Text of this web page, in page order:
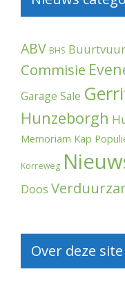
ABV BHS Buurtvuur
Commisie
Garage Sale
Hunzeborgh
Memoriam Kap
Korreweg
Doos
Over deze site